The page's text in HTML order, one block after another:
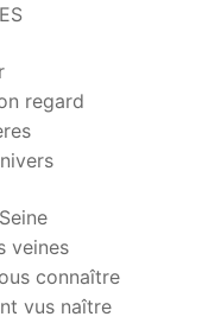
regard
veines
connaître
vus naître